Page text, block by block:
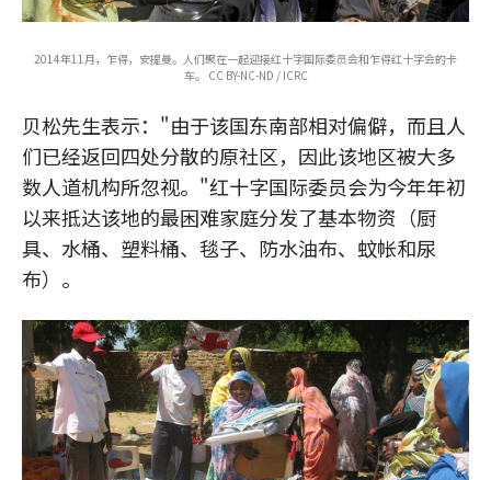
2014年11月，乍得，安提曼。人们聚在一起迎接红十字国际委员会和乍得红十字会的卡
车。 CC BY-NC-ND / ICRC
贝松先生表示："由于该国东南部相对偏僻，而且人
们已经返回四处分散的原社区，因此该地区被大多
数人道机构所忽视。"红十字国际委员会为今年年初
以来抵达该地的最困难家庭分发了基本物资（厨
具、水桶、塑料桶、毯子、防水油布、蚊帐和尿
布）。